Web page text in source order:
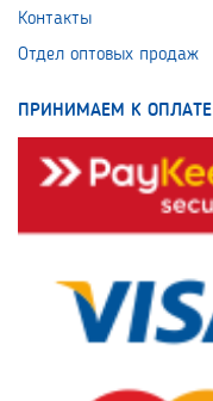
Контакты
Отдел оптовых продаж
ПРИНИМАЕМ К ОПЛАТЕ